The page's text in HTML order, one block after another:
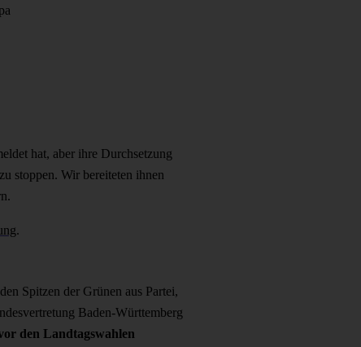
hat, aber ihre Durchsetzung
stoppen. Wir bereiteten ihnen
.
Spitzen der Grünen aus Partei,
Baden-Württemberg
den Landtagswahlen